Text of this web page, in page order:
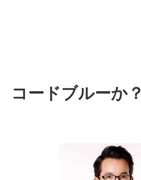
コードブルーか？